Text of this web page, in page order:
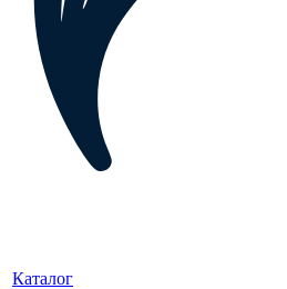
Каталог